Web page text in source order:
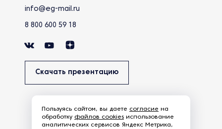
info@eg-mail.ru
8 800 600 59 18
Скачать презентацию
Пользуясь сайтом, вы даете согласие на
обработку файлов cookies использование
аналитических сервисов Яндекс Метрика,